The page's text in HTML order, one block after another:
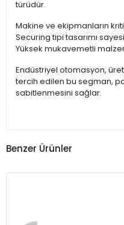
türüdür.
Makine ve ekipmanların
Securing tipi tasarımı
Yüksek mukavemetli
Endüstriyel otomasyon,
tercih edilen bu segman,
sabitlenmesini sağlar.
Benzer Ürünler